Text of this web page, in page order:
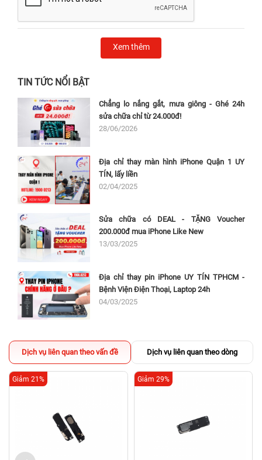
Xem thêm
TIN TỨC NỔI BẬT
Chẳng lo nắng gắt, mưa giông - Ghé 24h
sửa chữa chỉ từ 24.000đ!
28/06/2026
Địa chỉ thay màn hình iPhone Quận 1 UY
TÍN, lấy liền
02/04/2025
Sửa chữa có DEAL - TẶNG Voucher
200.000đ mua iPhone Like New
13/03/2025
Địa chỉ thay pin iPhone UY TÍN TPHCM -
Bệnh Viện Điện Thoại, Laptop 24h
04/03/2025
Dịch vụ liên quan theo vấn đề Dịch vụ liên quan theo dòng
Giảm 21% Giảm 29%